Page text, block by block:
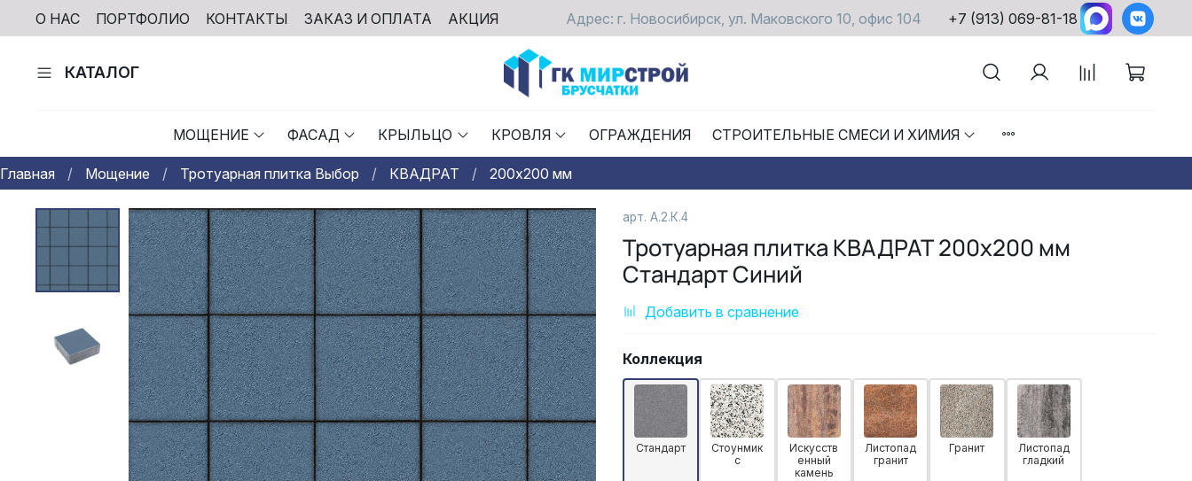
О НАС ПОРТФОЛИО КОНТАКТЫ ЗАКАЗ И ОПЛАТА АКЦИЯ Адрес: г. Новосибирск, ул. Маковского 10, офис 104 +7 (913) 069-81-18
КАТАЛОГ
МОЩЕНИЕ ФАСАД КРЫЛЬЦО КРОВЛЯ ОГРАЖДЕНИЯ СТРОИТЕЛЬНЫЕ СМЕСИ И ХИМИЯ
Главная Мощение Тротуарная плитка Выбор КВАДРАТ 200х200 мм
арт. А.2.К.4
Тротуарная плитка КВАДРАТ 200х200 мм
Стандарт Синий
Добавить в сравнение
Коллекция
Стандарт
Стоунмик
с
Искусств
енный
камень
Листопад
гранит
Гранит
Листопад
гладкий